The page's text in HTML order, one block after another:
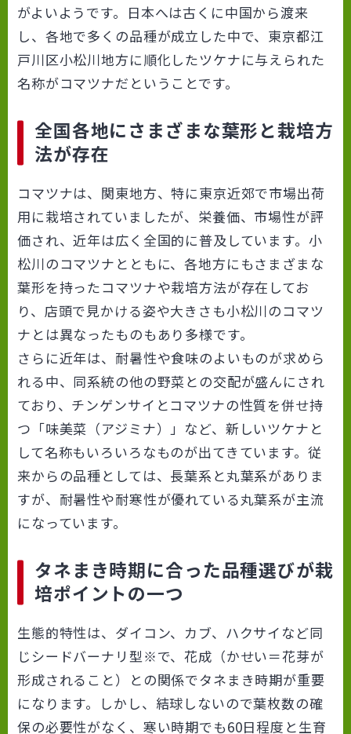
がよいようです。日本へは古くに中国から渡来
し、各地で多くの品種が成立した中で、東京都江
戸川区小松川地方に順化したツケナに与えられた
名称がコマツナだということです。
全国各地にさまざまな葉形と栽培方
法が存在
コマツナは、関東地方、特に東京近郊で市場出荷
用に栽培されていましたが、栄養価、市場性が評
価され、近年は広く全国的に普及しています。小
松川のコマツナとともに、各地方にもさまざまな
葉形を持ったコマツナや栽培方法が存在してお
り、店頭で見かける姿や大きさも小松川のコマツ
ナとは異なったものもあり多様です。
さらに近年は、耐暑性や食味のよいものが求めら
れる中、同系統の他の野菜との交配が盛んにされ
ており、チンゲンサイとコマツナの性質を併せ持
つ「味美菜（アジミナ）」など、新しいツケナと
して名称もいろいろなものが出てきています。従
来からの品種としては、長葉系と丸葉系がありま
すが、耐暑性や耐寒性が優れている丸葉系が主流
になっています。
タネまき時期に合った品種選びが栽
培ポイントの一つ
生態的特性は、ダイコン、カブ、ハクサイなど同
じシードバーナリ型※で、花成（かせい＝花芽が
形成されること）との関係でタネまき時期が重要
になります。しかし、結球しないので葉枚数の確
保の必要性がなく、寒い時期でも60日程度と生育